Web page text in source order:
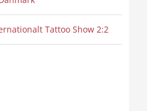
Tattoo Show 2:2